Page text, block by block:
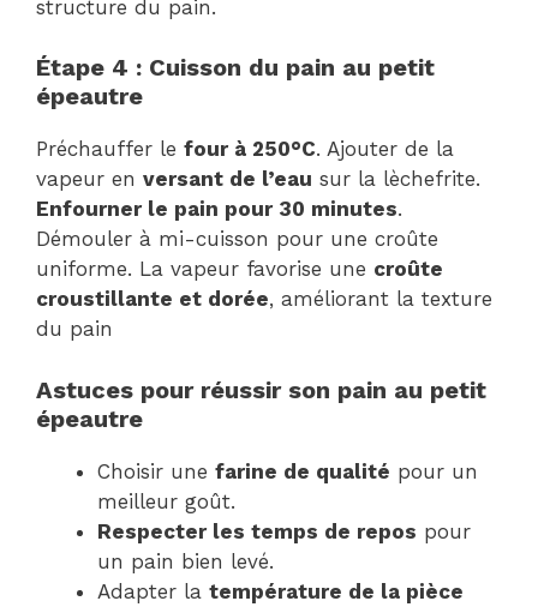
structure du pain.
Étape 4 : Cuisson du pain au petit
épeautre
Préchauffer le four à 250°C. Ajouter de la
vapeur en versant de l’eau sur la lèchefrite.
Enfourner le pain pour 30 minutes.
Démouler à mi-cuisson pour une croûte
uniforme. La vapeur favorise une croûte
croustillante et dorée, améliorant la texture
du pain
Astuces pour réussir son pain au petit
épeautre
Choisir une farine de qualité pour un
meilleur goût.
Respecter les temps de repos pour
un pain bien levé.
Adapter la température de la pièce